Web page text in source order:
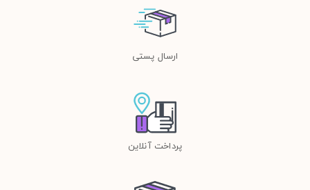
ارسال پستی
پرداخت آنلاین